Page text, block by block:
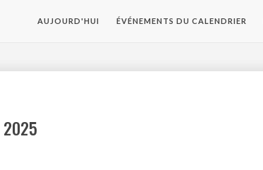
AUJOURD'HUI ÉVÉNEMENTS DU CALENDRIER
2025